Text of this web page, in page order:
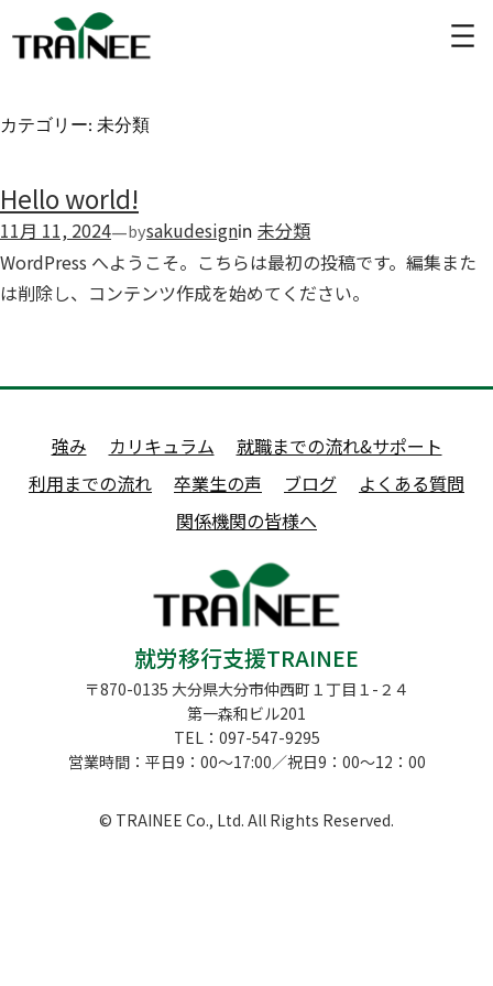
容
を
キ
ッ
プ
カテゴリー: 未分類
Hello world!
11月 11, 2024—bysakudesignin 未分類
WordPress へようこそ。こちらは最初の投稿です。編集また
は削除し、コンテンツ作成を始めてください。
就労移行支援TRAINEE
〒870-0135 大分県大分市仲西町１丁目１-２４
第一森和ビル201
TEL：097-547-9295
営業時間：平日9：00～17:00／祝日9：00～12：00
強み カリキュラム
就職までの流れ&サポート
利用までの流れ
卒業生の声 ブログ
よくある質問
関係機関の皆様へ
© TRAINEE Co., Ltd. All Rights Reserved.